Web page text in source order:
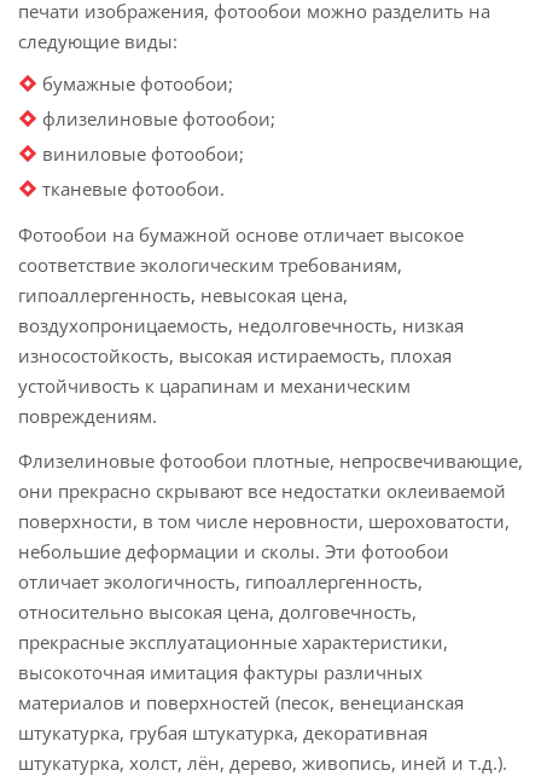
печати изображения, фотообои можно разделить на
следующие виды:
бумажные фотообои;
флизелиновые фотообои;
виниловые фотообои;
тканевые фотообои.
Фотообои на бумажной основе отличает высокое
соответствие экологическим требованиям,
гипоаллергенность, невысокая цена,
воздухопроницаемость, недолговечность, низкая
износостойкость, высокая истираемость, плохая
устойчивость к царапинам и механическим
повреждениям.
Флизелиновые фотообои плотные, непросвечивающие,
они прекрасно скрывают все недостатки оклеиваемой
поверхности, в том числе неровности, шероховатости,
небольшие деформации и сколы. Эти фотообои
отличает экологичность, гипоаллергенность,
относительно высокая цена, долговечность,
прекрасные эксплуатационные характеристики,
высокоточная имитация фактуры различных
материалов и поверхностей (песок, венецианская
штукатурка, грубая штукатурка, декоративная
штукатурка, холст, лён, дерево, живопись, иней и т.д.).